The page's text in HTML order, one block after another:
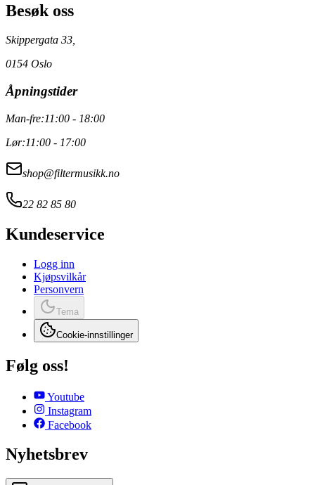
Besøk oss
Skippergata 33,
0154 Oslo
Åpningstider
Man-fre:11:00 - 18:00
Lør:11:00 - 17:00
shop@filtermusikk.no
22 82 85 80
Kundeservice
Logg inn
Kjøpsvilkår
Personvern
Tema
Cookie-innstillinger
Følg oss!
Youtube
Instagram
Facebook
Nyhetsbrev